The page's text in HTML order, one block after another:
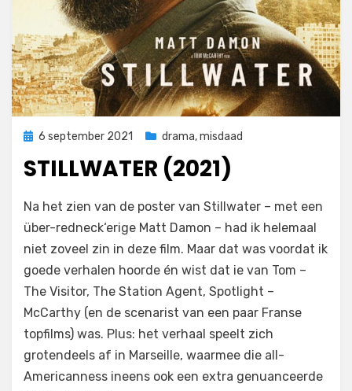
Geplaatst
6 september 2021 drama,misdaad
STILLWATER (2021)
door Filmofiel.nl
Na het zien van de poster van Stillwater – met een
über-redneck‘erige Matt Damon – had ik helemaal
niet zoveel zin in deze film. Maar dat was voordat ik
goede verhalen hoorde én wist dat ie van Tom –
The Visitor, The Station Agent, Spotlight –
McCarthy (en de scenarist van een paar Franse
topfilms) was. Plus: het verhaal speelt zich
grotendeels af in Marseille, waarmee die all-
Americanness ineens ook een extra genuanceerde